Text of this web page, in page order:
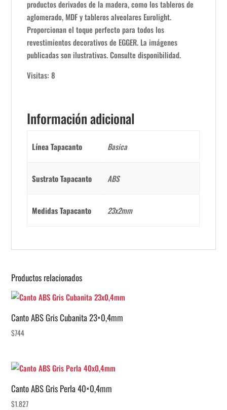
productos derivados de la madera, como los tableros de
aglomerado, MDF y tableros alveolares Eurolight.
Proporcionan el toque perfecto para todos los
revestimientos decorativos de EGGER. La imágenes
publicadas son ilustrativas. Consulte disponibilidad.
Visitas: 8
Información adicional
Línea Tapacanto Basica
Sustrato Tapacanto ABS
Medidas Tapacanto 23x2mm
Productos relacionados
Canto ABS Gris Cubanita 23×0,4mm
$744
Canto ABS Gris Perla 40×0,4mm
$1.827